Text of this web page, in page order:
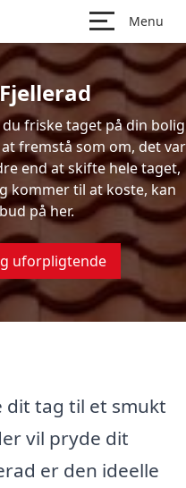
Menu
friske taget på din bolig
fremstå som om, det var
end at skifte hele taget,
kommer til at koste, kan
på her.
uforpligtende
tag til et smukt
vil pryde dit
er den ideelle